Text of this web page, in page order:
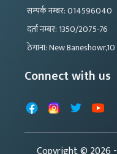
सम्पर्क नम्बर: 014596040
दर्ता नम्बर: 1350/2075-76
ठेगाना: New
Connect with us
FacebookInstagram
X YouTube